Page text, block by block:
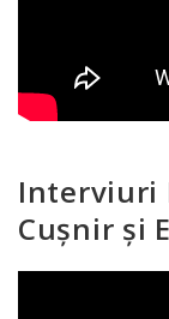
Interviuri
Cușnir și